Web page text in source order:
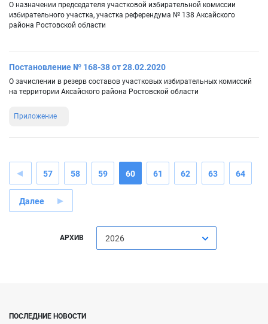
О назначении председателя участковой избирательной комиссии
избирательного участка, участка референдума № 138 Аксайского
района Ростовской области
Постановление № 168-38 от 28.02.2020
О зачислении в резерв составов участковых избирательных комиссий
на территории Аксайского района Ростовской области
Приложение
57 58 59 60 61 62 63 64
Далее
АРХИВ 2026
ПОСЛЕДНИЕ НОВОСТИ